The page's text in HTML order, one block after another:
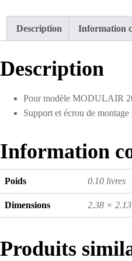
Description Information
Description
Pour modèle MODULAIR
Support et écrou de montage
Information
Poids 0.10 livres
Dimensions 2.38 ×
Produits